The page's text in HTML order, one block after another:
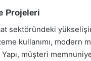
Projeleri
sektöründeki
kullanımı, modern
müşteri